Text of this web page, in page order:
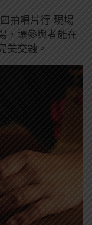
拍唱片行 現場
，讓參與者能在
美交融。